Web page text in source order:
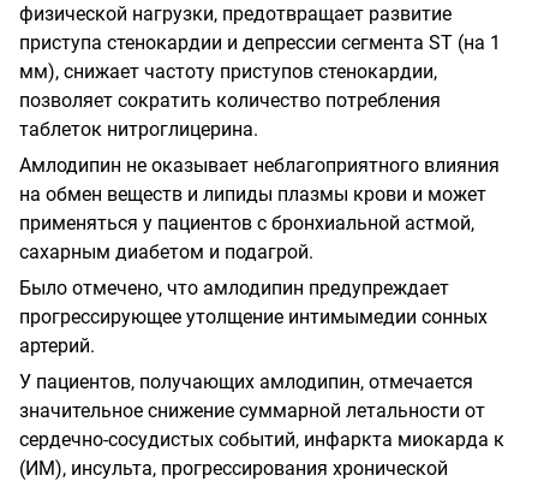
физической нагрузки, предотвращает развитие
приступа стенокардии и депрессии сегмента ST (на 1
мм), снижает частоту приступов стенокардии,
позволяет сократить количество потребления
таблеток нитроглицерина.
Амлодипин не оказывает неблагоприятного влияния
на обмен веществ и липиды плазмы крови и может
применяться у пациентов с бронхиальной астмой,
сахарным диабетом и подагрой.
Было отмечено, что амлодипин предупреждает
прогрессирующее утолщение интимымедии сонных
артерий.
У пациентов, получающих амлодипин, отмечается
значительное снижение суммарной летальности от
сердечно-сосудистых событий, инфаркта миокарда к
(ИМ), инсульта, прогрессирования хронической